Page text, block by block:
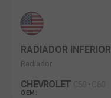
RADIADOR INFERIOR
Radiador
CHEVROLET
OEM: